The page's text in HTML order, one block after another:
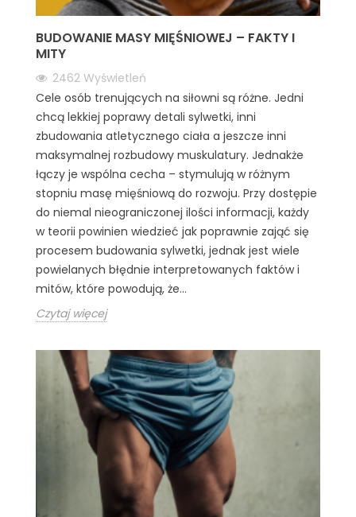
BUDOWANIE MASY MIĘŚNIOWEJ – FAKTY I
MITY
2462 Wyświetleń
Cele osób trenujących na siłowni są różne. Jedni
chcą lekkiej poprawy detali sylwetki, inni
zbudowania atletycznego ciała a jeszcze inni
maksymalnej rozbudowy muskulatury. Jednakże
łączy je wspólna cecha – stymulują w różnym
stopniu masę mięśniową do rozwoju. Przy dostępie
do niemal nieograniczonej ilości informacji, każdy
w teorii powinien wiedzieć jak poprawnie zająć się
procesem budowania sylwetki, jednak jest wiele
powielanych błędnie interpretowanych faktów i
mitów, które powodują, że...
Czytaj więcej